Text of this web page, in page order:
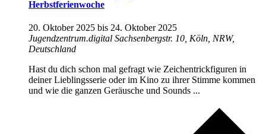
Herbstferienwoche
20. Oktober 2025 bis 24. Oktober 2025
Jugendzentrum.digital Sachsenbergstr. 10, Köln, NRW,
Deutschland
Hast du dich schon mal gefragt wie Zeichentrickfiguren in
deiner Lieblingsserie oder im Kino zu ihrer Stimme kommen
und wie die ganzen Geräusche und Sounds ...